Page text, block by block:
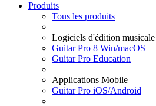
Produits
Tous les produits
Logiciels d'édition musicale
Guitar Pro 8 Win/macOS
Guitar Pro Education
Applications Mobile
Guitar Pro iOS/Android